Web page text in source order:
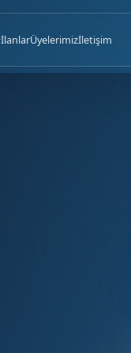
İlanlarÜyelerimizİletişim